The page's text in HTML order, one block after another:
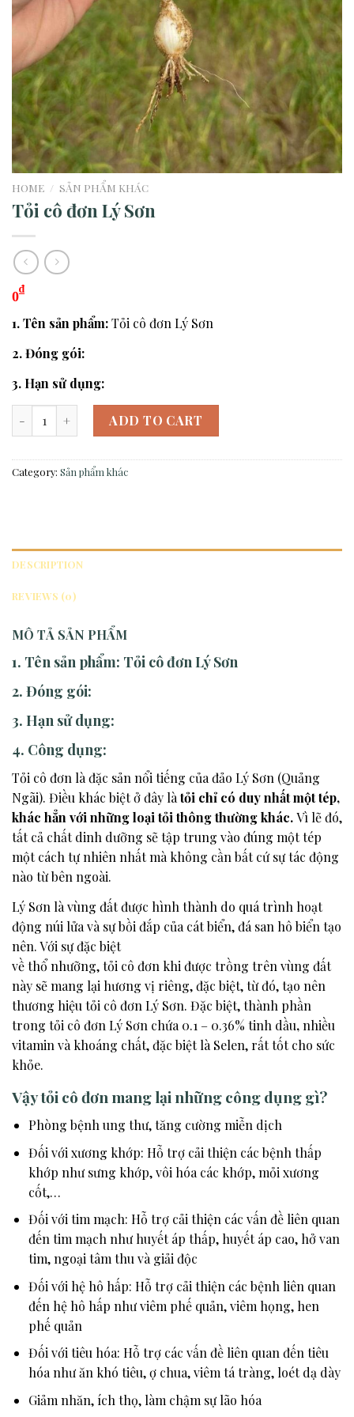
HOME / SẢN PHẨM KHÁC
Tỏi cô đơn Lý Sơn
0₫
1. Tên sản phẩm:Tỏi cô đơn Lý Sơn
2. Đóng gói:
3. Hạn sử dụng:
Tỏi cô đơn Lý Sơn quantityADD TO CART
Category: Sản phẩm khác
DESCRIPTION
REVIEWS (0)
MÔ TẢ SẢN PHẨM
1. Tên sản phẩm: Tỏi cô đơn Lý Sơn
2. Đóng gói:
3. Hạn sử dụng:
4. Công dụng:
Tỏi cô đơn là đặc sản nổi tiếng của đảo Lý Sơn (Quảng
Ngãi). Điều khác biệt ở đây làtỏi chỉ có duy nhất một tép,
khác hẳn với những loại tỏi thông thường khác.Vì lẽ đó,
tất cả chất dinh dưỡng sẽ tập trung vào đúng một tép
một cách tự nhiên nhất mà không cần bất cứ sự tác động
nào từ bên ngoài.
Lý Sơn là vùng đất được hình thành do quá trình hoạt
động núi lửa và sự bồi đắp của cát biển, đá san hô biển tạo
nên. Với sự đặc biệt
về thổ nhưỡng, tỏi cô đơn khi được trồng trên vùng đất
này sẽ mang lại hương vị riêng, đặc biệt, từ đó, tạo nên
thương hiệu tỏi cô đơn Lý Sơn. Đặc biệt, thành phần
trong tỏi cô đơn Lý Sơn chứa 0.1 – 0.36% tinh dầu,nhiều
vitamin và khoáng chất, đặc biệt là Selen, rất tốt cho sức
khỏe.
Vậy tỏi cô đơn mang lại những công dụng gì?
Phòng bệnh ung thư, tăng cường miễn dịch
Đối với xương khớp: Hỗ trợ cải thiện các bệnh thấp
khớp như sưng khớp, vôi hóa các khớp, mỏi xương
cốt,…
Đối với tim mạch: Hỗ trợ cải thiện các vấn đề liên quan
đến tim mạch như huyết áp thấp, huyết áp cao, hở van
tim, ngoại tâm thu và giải độc
Đối với hệ hô hấp: Hỗ trợ cải thiện các bệnh liên quan
đến hệ hô hấp như viêm phế quản, viêm họng, hen
phế quản
Đối với tiêu hóa: Hỗ trợ các vấn đề liên quan đến tiêu
hóa như ăn khó tiêu, ợ chua, viêm tá tràng, loét dạ dày
Giảm nhăn, ích thọ, làm chậm sự lão hóa